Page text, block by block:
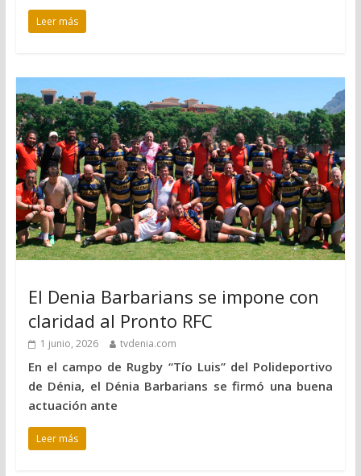
Leer más
El Denia Barbarians se impone con
claridad al Pronto RFC
1 junio, 2026 tvdenia.com
En el campo de Rugby “Tío Luis” del Polideportivo
de Dénia, el Dénia Barbarians se firmó una buena
actuación ante
Leer más